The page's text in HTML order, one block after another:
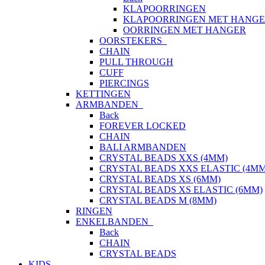
KLAPOORRINGEN
KLAPOORRINGEN MET
OORRINGEN MET HANGER
OORSTEKERS
CHAIN
PULL THROUGH
CUFF
PIERCINGS
KETTINGEN
ARMBANDEN
Back
FOREVER LOCKED
CHAIN
BALI ARMBANDEN
CRYSTAL BEADS XXS (4MM)
CRYSTAL BEADS XXS ELASTIC
CRYSTAL BEADS XS (6MM)
CRYSTAL BEADS XS ELASTIC (6MM)
CRYSTAL BEADS M (8MM)
RINGEN
ENKELBANDEN
Back
CHAIN
CRYSTAL BEADS